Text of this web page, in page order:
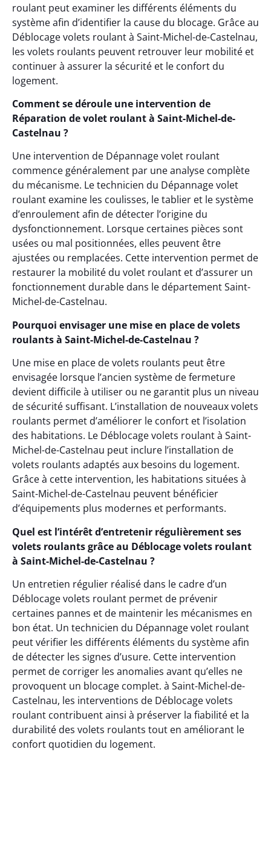
roulant peut examiner les différents éléments du
système afin d’identifier la cause du blocage. Grâce au
Déblocage volets roulant à Saint-Michel-de-Castelnau,
les volets roulants peuvent retrouver leur mobilité et
continuer à assurer la sécurité et le confort du
logement.
Comment se déroule une intervention de
Réparation de volet roulant à Saint-Michel-de-
Castelnau ?
Une intervention de Dépannage volet roulant
commence généralement par une analyse complète
du mécanisme. Le technicien du Dépannage volet
roulant examine les coulisses, le tablier et le système
d’enroulement afin de détecter l’origine du
dysfonctionnement. Lorsque certaines pièces sont
usées ou mal positionnées, elles peuvent être
ajustées ou remplacées. Cette intervention permet de
restaurer la mobilité du volet roulant et d’assurer un
fonctionnement durable dans le département Saint-
Michel-de-Castelnau.
Pourquoi envisager une mise en place de volets
roulants à Saint-Michel-de-Castelnau ?
Une mise en place de volets roulants peut être
envisagée lorsque l’ancien système de fermeture
devient difficile à utiliser ou ne garantit plus un niveau
de sécurité suffisant. L’installation de nouveaux volets
roulants permet d’améliorer le confort et l’isolation
des habitations. Le Déblocage volets roulant à Saint-
Michel-de-Castelnau peut inclure l’installation de
volets roulants adaptés aux besoins du logement.
Grâce à cette intervention, les habitations situées à
Saint-Michel-de-Castelnau peuvent bénéficier
d’équipements plus modernes et performants.
Quel est l’intérêt d’entretenir régulièrement ses
volets roulants grâce au Déblocage volets roulant
à Saint-Michel-de-Castelnau ?
Un entretien régulier réalisé dans le cadre d’un
Déblocage volets roulant permet de prévenir
certaines pannes et de maintenir les mécanismes en
bon état. Un technicien du Dépannage volet roulant
peut vérifier les différents éléments du système afin
de détecter les signes d’usure. Cette intervention
permet de corriger les anomalies avant qu’elles ne
provoquent un blocage complet. à Saint-Michel-de-
Castelnau, les interventions de Déblocage volets
roulant contribuent ainsi à préserver la fiabilité et la
durabilité des volets roulants tout en améliorant le
confort quotidien du logement.